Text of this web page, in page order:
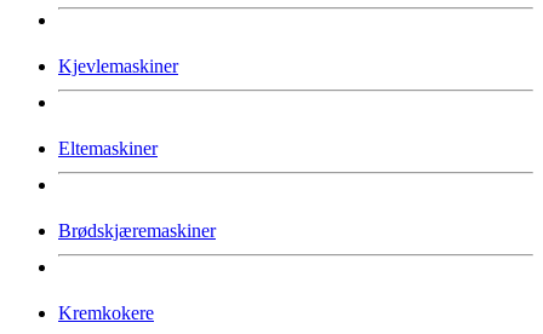
Kjevlemaskiner
Eltemaskiner
Brødskjæremaskiner
Kremkokere